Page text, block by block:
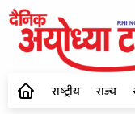
राष्ट्रीय राज्य